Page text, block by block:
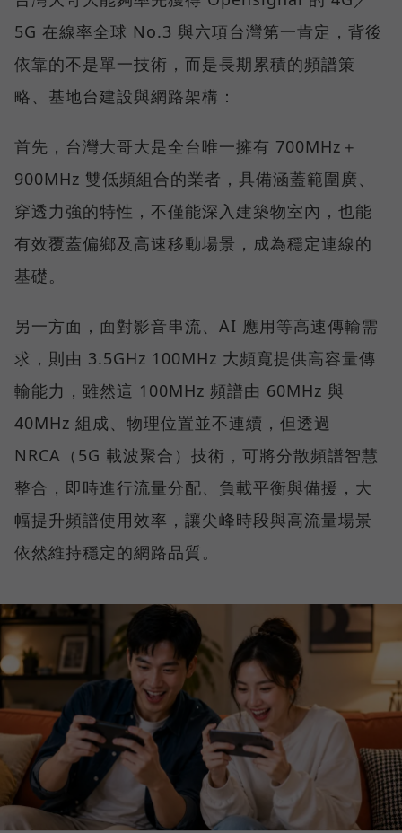
5G 在線率全球 No.3 與六項台灣第一肯定，背後
依靠的不是單一技術，而是長期累積的頻譜策
略、基地台建設與網路架構：
首先，台灣大哥大是全台唯一擁有 700MHz＋
900MHz 雙低頻組合的業者，具備涵蓋範圍廣、
穿透力強的特性，不僅能深入建築物室內，也能
有效覆蓋偏鄉及高速移動場景，成為穩定連線的
基礎。
另一方面，面對影音串流、AI 應用等高速傳輸需
求，則由 3.5GHz 100MHz 大頻寬提供高容量傳
輸能力，雖然這 100MHz 頻譜由 60MHz 與
40MHz 組成、物理位置並不連續，但透過
NRCA（5G 載波聚合）技術，可將分散頻譜智慧
整合，即時進行流量分配、負載平衡與備援，大
幅提升頻譜使用效率，讓尖峰時段與高流量場景
依然維持穩定的網路品質。